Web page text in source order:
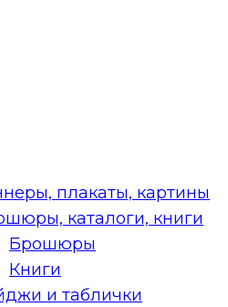
плакаты, картины
каталоги, книги
Брошюры
Книги
и таблички